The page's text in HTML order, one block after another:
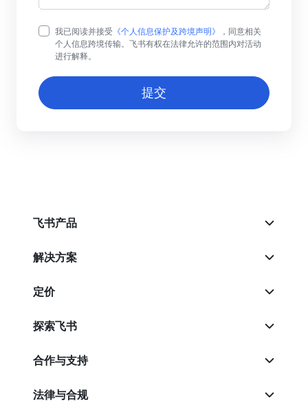
我已阅读并接受 《个人信息保护及跨境声明》
，同意相关
个人信息跨境传输。飞书有权在法律允许的范围内对活动
进行解释。
提交
飞书产品
解决方案
定价
探索飞书
合作与支持
法律与合规